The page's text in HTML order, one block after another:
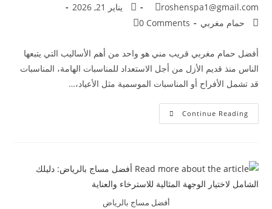
roshenspa1@gmail.com
يناير 21, 2026
حمام مغربي
0 Comments
أفضل حمام مغربي قريب مني هو واحد من أهم الأساليب التي يتبعها
الناس منذ قديم الأزل من أجل الاستعداد للمناسبات الهامة، المناسبات
قد تشمل الأفراح أو المناسبات الموسمية مثل الأعياد،…
Continue Reading
أفضل مساج بالرياض